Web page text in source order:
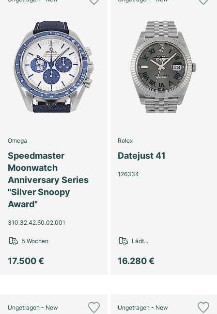
Omega
Speedmaster
Moonwatch
Anniversary Series
"Silver Snoopy
Award"
310.32.42.50.02.001
17.500 €
5 Wochen
Rolex
Datejust 41
126334
16.280 €
Lädt...
Ungetragen - New Ungetragen - New